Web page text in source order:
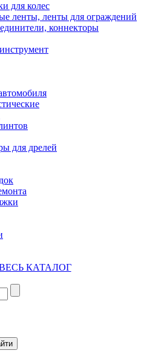
для колес
ленты, ленты для ограждений
коннекторы
для дрелей
КАТАЛОГ